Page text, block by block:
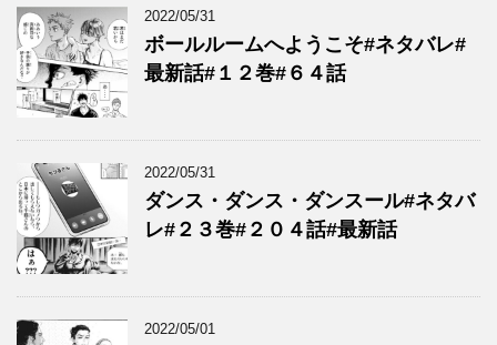
2022/05/31
ボールルームへようこそ#ネタバレ#
最新話#１２巻#６４話
2022/05/31
ダンス・ダンス・ダンスール#ネタバ
レ#２３巻#２０４話#最新話
2022/05/01